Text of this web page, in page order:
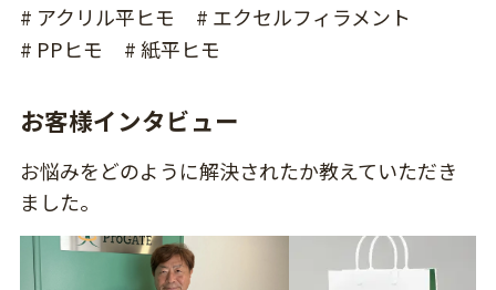
# アクリル平ヒモ
# エクセルフィラメント
# PPヒモ
# 紙平ヒモ
お客様インタビュー
お悩みをどのように解決されたか教えていただき
ました。